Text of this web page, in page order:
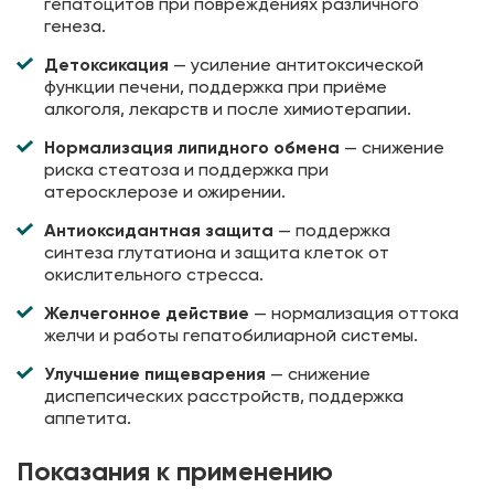
генеза.
Детоксикация — усиление антитоксической
функции печени, поддержка при приёме
алкоголя, лекарств и после химиотерапии.
Нормализация липидного обмена — снижение
риска стеатоза и поддержка при
атеросклерозе и ожирении.
Антиоксидантная защита — поддержка
синтеза глутатиона и защита клеток от
окислительного стресса.
Желчегонное действие — нормализация оттока
желчи и работы гепатобилиарной системы.
Улучшение пищеварения — снижение
диспепсических расстройств, поддержка
аппетита.
Показания к применению